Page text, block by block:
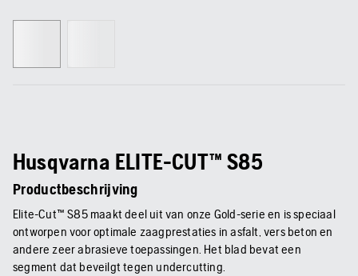
Husqvarna ELITE-CUT™ S85
Productbeschrijving
Elite-Cut™ S85 maakt deel uit van onze Gold-serie en is speciaal
ontworpen voor optimale zaagprestaties in asfalt, vers beton en
andere zeer abrasieve toepassingen. Het blad bevat een
segment dat beveilgt tegen undercutting.